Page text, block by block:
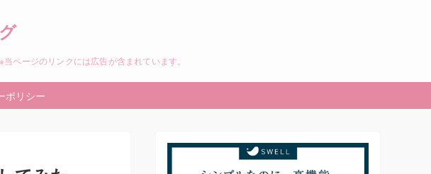
ページのリンクには広告が含まれています。
ポリシー